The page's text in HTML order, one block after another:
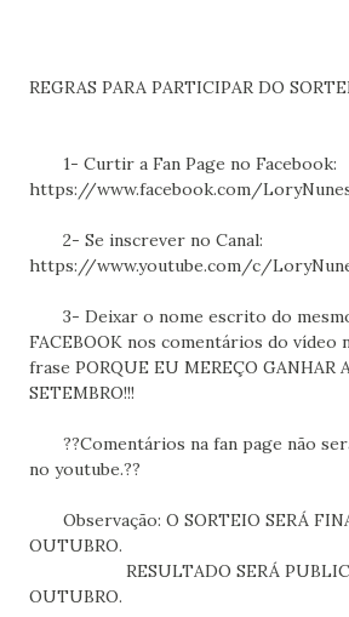
REGRAS PARA PARTICIPAR DO
1- Curtir a Fan Page no Facebook:
https://www.facebook.com/
2- Se inscrever no Canal:
https://www.youtube.com/c/
3- Deixar o nome escrito do
FACEBOOK nos comentários do vídeo
frase PORQUE EU MEREÇO GANHAR
SETEMBRO!!!
??Comentários na fan page não
no youtube.??
Observação: O SORTEIO SERÁ
OUTUBRO.
RESULTADO SERÁ
OUTUBRO.